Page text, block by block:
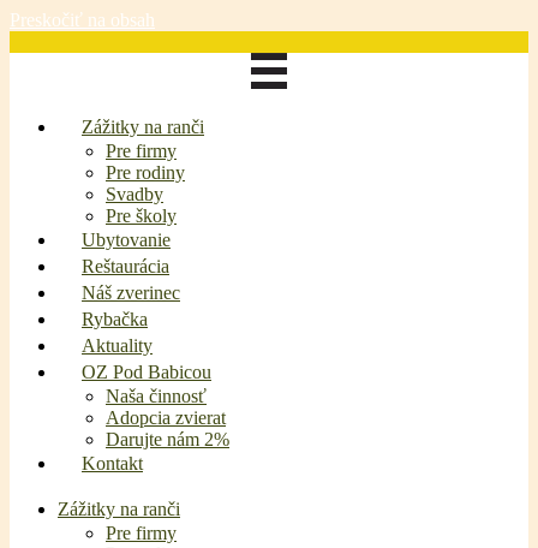
Preskočiť na obsah
Zážitky na ranči
Pre firmy
Pre rodiny
Svadby
Pre školy
Ubytovanie
Reštaurácia
Náš zverinec
Rybačka
Aktuality
OZ Pod Babicou
Naša činnosť
Adopcia zvierat
Darujte nám 2%
Kontakt
Zážitky na ranči
Pre firmy